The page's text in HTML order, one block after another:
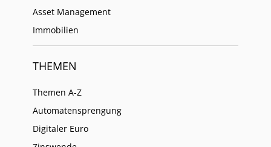
Asset Management
Immobilien
THEMEN
Themen A-Z
Automatensprengung
Digitaler Euro